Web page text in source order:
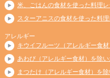
米、ごはんの食材を使った料理
スターアニスの食材を使った料
アレルギー
キウイフルーツ（アレルギー食
あわび（アレルギー食材）を除
まつたけ（アレルギー食材）を